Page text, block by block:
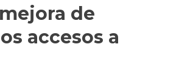
de
accesos a